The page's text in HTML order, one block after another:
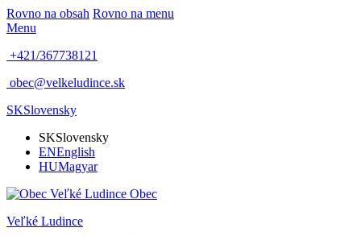
Rovno na obsah Rovno na menu
Menu
+421/367738121
obec@velkeludince.sk
SKSlovensky
SKSlovensky
ENEnglish
HUMagyar
Obec
Veľké Ludince